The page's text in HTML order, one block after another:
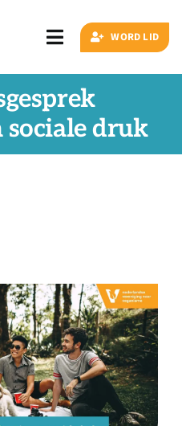
Toggle
Navigation
WORD LID
sociale druk